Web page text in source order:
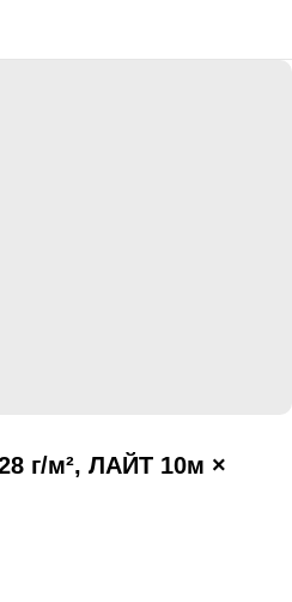
г/м², ЛАЙТ 10м ×